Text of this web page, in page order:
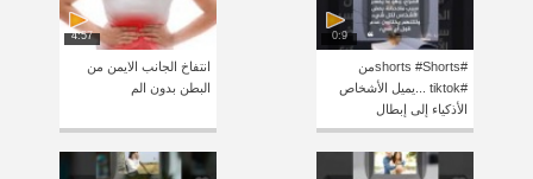
0:9
#shorts #Shortsمن
#tiktok ...يميل الأشخاص
الأذكياء إلى إبطال
4:57
انتفاخ الجانب الايمن من
البطن بدون الم